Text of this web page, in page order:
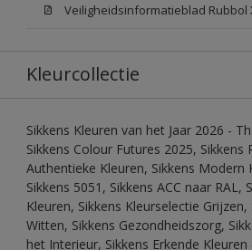
Kleurcollectie
Sikkens Kleuren van het Jaar 2026 -
Sikkens Colour Futures 2025, Sikkens
Authentieke Kleuren, Sikkens Modern
Sikkens 5051, Sikkens ACC naar RAL,
Kleuren, Sikkens Kleurselectie
Witten, Sikkens Gezondheidszorg,
het Interieur, Sikkens Erkende Kleuren